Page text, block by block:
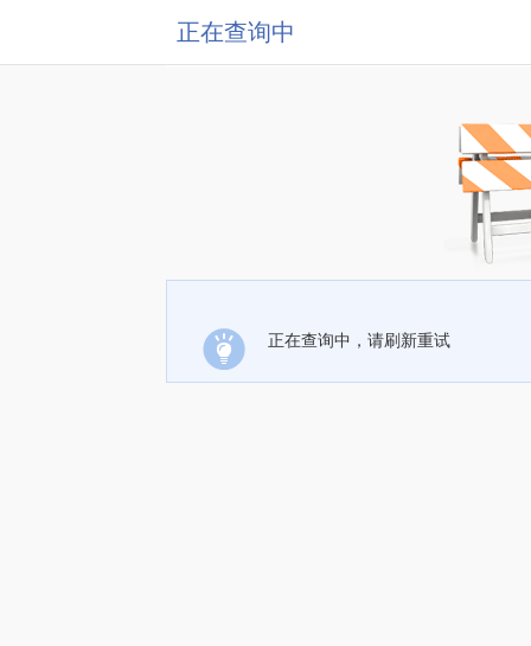
正在查询中
正在查询中，请刷新重试